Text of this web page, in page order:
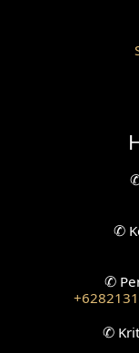
Desain
Desain
Desain
Fasad
Desain
✆
✆
✆